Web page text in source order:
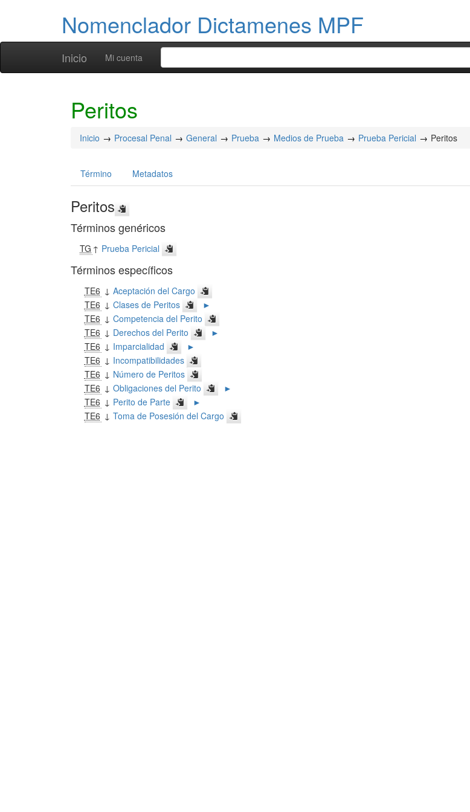
Nomenclador Dictamenes MPF
Inicio Mi cuenta
Peritos
Inicio Procesal Penal General Prueba Medios de Prueba Prueba Pericial Peritos
Término Metadatos
Peritos
Términos genéricos
TG ↑ Prueba Pericial
Términos específicos
TE6 ↓ Aceptación del Cargo
TE6 ↓ Clases de Peritos
►
TE6 ↓ Competencia del Perito
TE6 ↓ Derechos del Perito
►
TE6 ↓ Imparcialidad
►
TE6 ↓ Incompatibilidades
TE6 ↓ Número de Peritos
TE6 ↓ Obligaciones del Perito
►
TE6 ↓ Perito de Parte
►
TE6 ↓ Toma de Posesión del Cargo